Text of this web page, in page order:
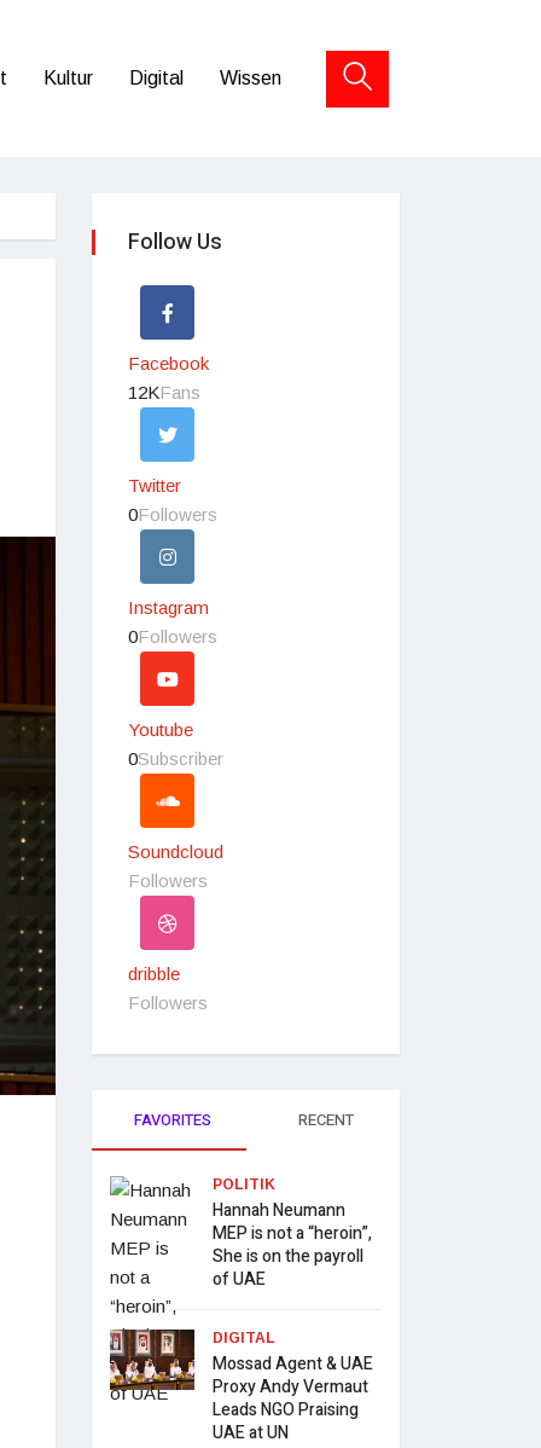
Kultur Digital Wissen
Follow Us
Facebook
12KFans
Twitter
0Followers
Instagram
0Followers
Youtube
0Subscriber
Soundcloud
Followers
dribble
Followers
FAVORITES RECENT
POLITIK
Hannah Neumann
MEP is not a “heroin”,
She is on the payroll
of UAE
DIGITAL
Mossad Agent & UAE
Proxy Andy Vermaut
Leads NGO Praising
UAE at UN